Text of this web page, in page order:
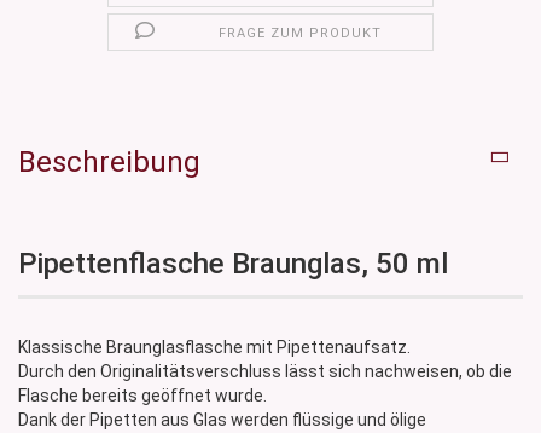
FRAGE ZUM PRODUKT
Beschreibung
Pipettenflasche Braunglas, 50 ml
Klassische Braunglasflasche mit Pipettenaufsatz.
Durch den Originalitätsverschluss lässt sich nachweisen, ob die
Flasche bereits geöffnet wurde.
Dank der Pipetten aus Glas werden flüssige und ölige